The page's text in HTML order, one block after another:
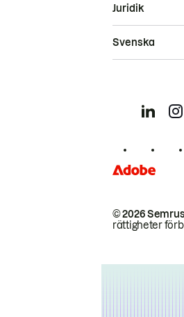
© 2026
rättigheter
Juridik
Svenska